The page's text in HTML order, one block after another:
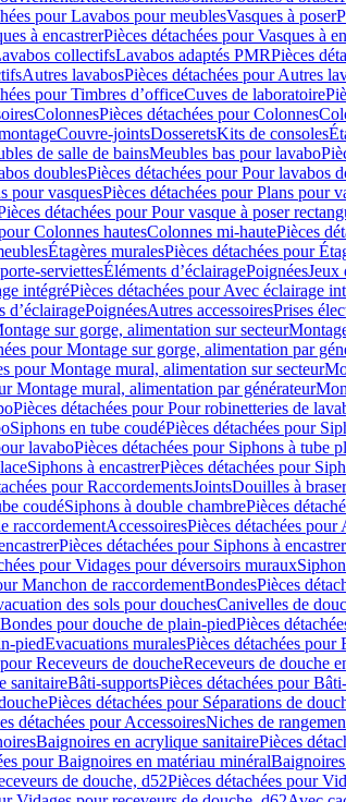
pour Lavabos pour meublesVasques à poser
à encastrerPièces détachées pour Vasques à
collectifsLavabos adaptés PMRPièces
Autres lavabosPièces détachées pour Autres
pour Timbres dʼofficeCuves de laboratoire
ColonnesPièces détachées pour Colonnes
Couvre-jointsDosseretsKits de consoles
de salle de bainsMeubles bas pour lavabo
doublesPièces détachées pour Pour lavabos
pour vasquesPièces détachées pour Plans pour
détachées pour Pour vasque à poser
Colonnes hautesColonnes mi-hautePièces
Étagères muralesPièces détachées pour
serviettesÉléments d’éclairagePoignéesJeux
intégréPièces détachées pour Avec éclairage
d’éclairagePoignéesAutres accessoiresPrises
sur gorge, alimentation sur secteur
pour Montage sur gorge, alimentation par
pour Montage mural, alimentation sur secteur
Montage mural, alimentation par générateur
Pièces détachées pour Pour robinetteries de
Siphons en tube coudéPièces détachées pour
lavaboPièces détachées pour Siphons à tube
Siphons à encastrerPièces détachées pour
pour RaccordementsJointsDouilles à braser
coudéSiphons à double chambrePièces
raccordementAccessoiresPièces détachées pour
Pièces détachées pour Siphons à encastrer
pour Vidages pour déversoirs muraux
Manchon de raccordementBondesPièces
des sols pour douchesCanivelles de
Bondes pour douche de plain-piedPièces
piedEvacuations muralesPièces détachées pour
Receveurs de doucheReceveurs de douche
sanitaireBâti-supportsPièces détachées pour
Pièces détachées pour Séparations de
détachées pour AccessoiresNiches de
Baignoires en acrylique sanitairePièces
pour Baignoires en matériau minéral
de douche, d52Pièces détachées pour